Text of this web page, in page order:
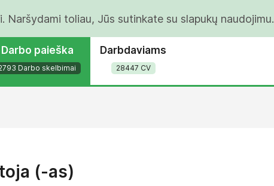
Naršydami toliau, Jūs sutinkate su slapukų naudojimu.
Darbo paieška
Darbo skelbimai
Darbdaviams
28447 CV
(-as)